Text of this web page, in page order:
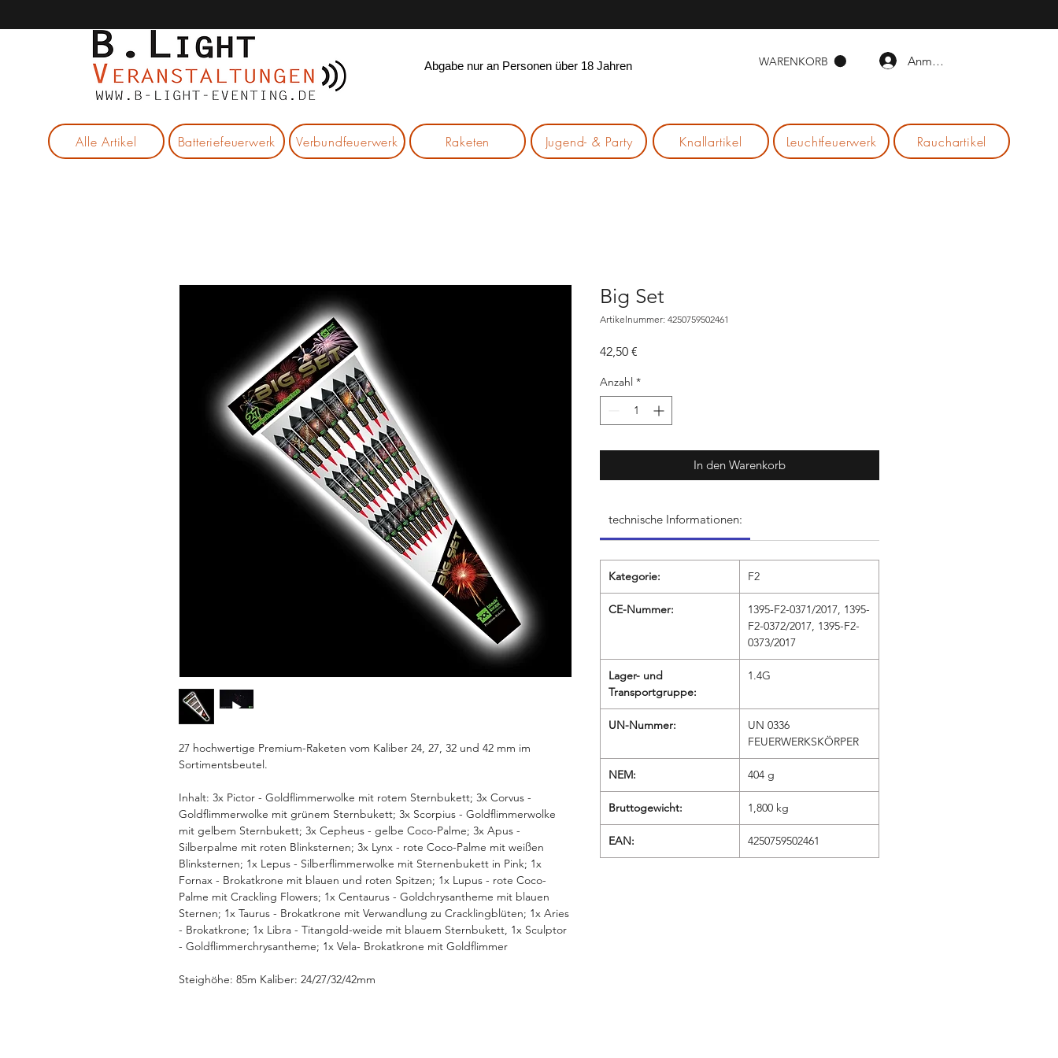
Anmelden
WARENKORB
Abgabe nur an Personen über 18 Jahren
Alle Artikel Batteriefeuerwerk Verbundfeuerwerk Raketen Jugend- & Party Knallartikel Leuchtfeuerwerk Rauchartikel
27 hochwertige Premium-Raketen vom Kaliber 24, 27, 32 und 42 mm im
Sortimentsbeutel.
Inhalt: 3x Pictor - Goldflimmerwolke mit rotem Sternbukett; 3x Corvus -
Goldflimmerwolke mit grünem Sternbukett; 3x Scorpius - Goldflimmerwolke
mit gelbem Sternbukett; 3x Cepheus - gelbe Coco-Palme; 3x Apus -
Silberpalme mit roten Blinksternen; 3x Lynx - rote Coco-Palme mit weißen
Blinksternen; 1x Lepus - Silberflimmerwolke mit Sternenbukett in Pink; 1x
Fornax - Brokatkrone mit blauen und roten Spitzen; 1x Lupus - rote Coco-
Palme mit Crackling Flowers; 1x Centaurus - Goldchrysantheme mit blauen
Sternen; 1x Taurus - Brokatkrone mit Verwandlung zu Cracklingblüten; 1x Aries
- Brokatkrone; 1x Libra - Titangold-weide mit blauem Sternbukett, 1x Sculptor
- Goldflimmerchrysantheme; 1x Vela- Brokatkrone mit Goldflimmer
Steighöhe: 85m Kaliber: 24/27/32/42mm
Big Set
Artikelnummer: 4250759502461
42,50 €
Anzahl *
In den Warenkorb
technische Informationen:
Kategorie: F2
CE-Nummer:
1395-F2-0371/2017, 1395-
F2-0372/2017, 1395-F2-
0373/2017
Lager- und
Transportgruppe:
1.4G
UN-Nummer:
UN 0336
FEUERWERKSKÖRPER
NEM: 404 g
Bruttogewicht: 1,800 kg
EAN: 4250759502461